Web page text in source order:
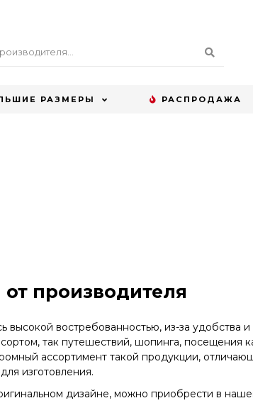
РАЗМЕРЫ РАСПРОДАЖА
производителя
высокой востребованностью, из-за удобства и
так путешествий, шопинга, посещения
ассортимент такой продукции,
изготовления.
дизайне, можно приобрести в